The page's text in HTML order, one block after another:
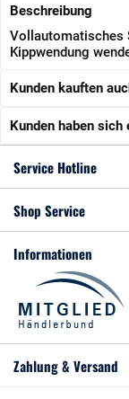
Beschreibung
Vollautomatisches
Kippwendung
Kunden kauften
Kunden haben
Service Hotline
Shop Service
Informationen
Zahlung & Versand